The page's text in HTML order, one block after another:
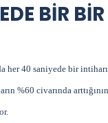
BİR
her 40 saniyede bir
%60 civarında